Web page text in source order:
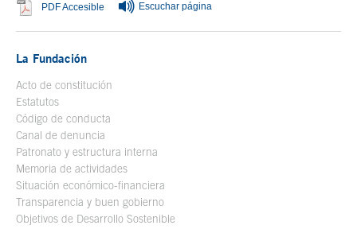
PDF Accesible Se abre en ventana nueva
Escuchar página
La Fundación
Acto de constitución
Estatutos
Código de conducta
Canal de denuncia
Patronato y estructura interna
Memoria de actividades
Situación económico-financiera
Transparencia y buen gobierno
Objetivos de Desarrollo Sostenible